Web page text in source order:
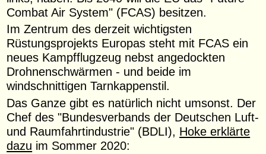
Combat Air System" (FCAS) besitzen.
Im Zentrum des derzeit wichtigsten
Rüstungsprojekts Europas steht mit FCAS ein
neues Kampfflugzeug nebst angedockten
Drohnenschwärmen - und beide im
windschnittigen Tarnkappenstil.
Das Ganze gibt es natürlich nicht umsonst. Der
Chef des "Bundesverbands der Deutschen Luft-
und Raumfahrtindustrie" (BDLI), Hoke erklärte
dazu im Sommer 2020: